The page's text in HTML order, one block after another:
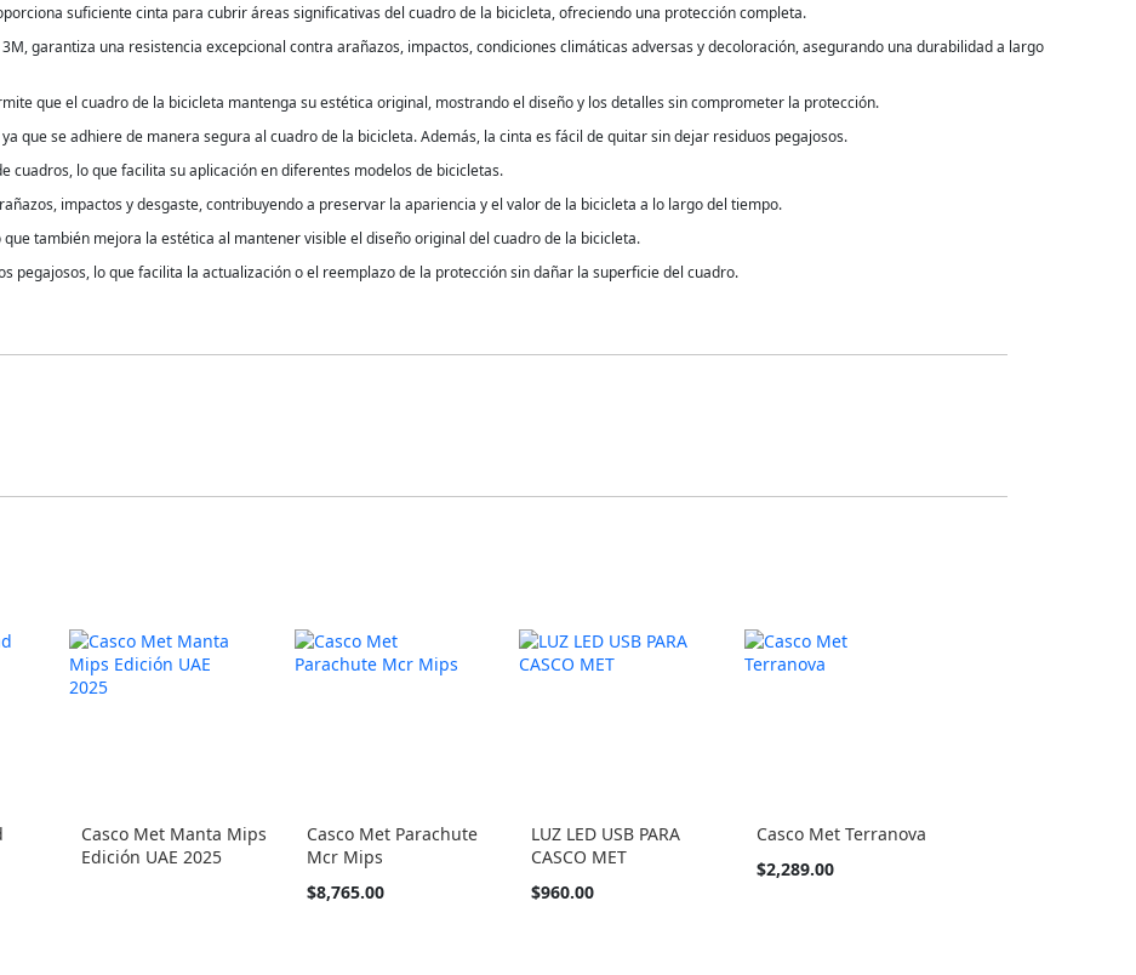
suficiente cinta para cubrir áreas significativas del cuadro de la bicicleta, ofreciendo una protección completa.
garantiza una resistencia excepcional contra arañazos, impactos, condiciones climáticas adversas y decoloración, asegurando una durabilidad a largo
que el cuadro de la bicicleta mantenga su estética original, mostrando el diseño y los detalles sin comprometer la protección.
que se adhiere de manera segura al cuadro de la bicicleta. Además, la cinta es fácil de quitar sin dejar residuos pegajosos.
cuadros, lo que facilita su aplicación en diferentes modelos de bicicletas.
impactos y desgaste, contribuyendo a preservar la apariencia y el valor de la bicicleta a lo largo del tiempo.
también mejora la estética al mantener visible el diseño original del cuadro de la bicicleta.
pegajosos, lo que facilita la actualización o el reemplazo de la protección sin dañar la superficie del cuadro.
Casco Met Manta Mips
Edición UAE 2025
Casco Met Parachute
Mcr Mips
Tan
$8,765.00
LUZ LED USB PARA
CASCO MET
$960.00
Casco Met Terranova
Tan
$2,289.00